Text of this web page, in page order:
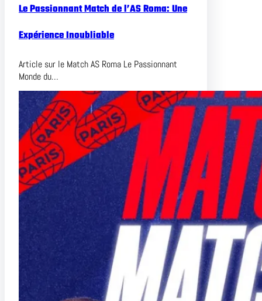
Le Passionnant Match de l’AS Roma: Une
Expérience Inoubliable
Article sur le Match AS Roma Le Passionnant
Monde du…